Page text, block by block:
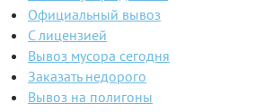
Официальный вывоз
С лицензией
Вывоз мусора сегодня
Заказать недорого
Вывоз на полигоны